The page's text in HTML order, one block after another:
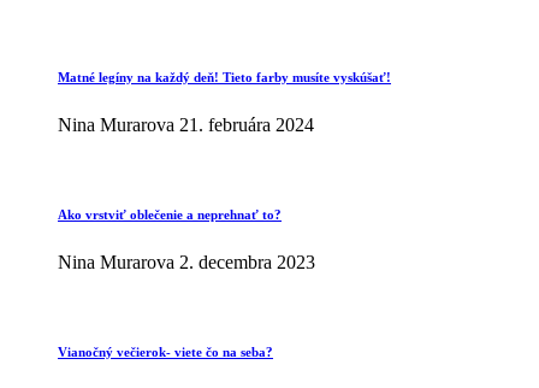
Matné legíny na každý deň! Tieto farby musíte vyskúšať!
Nina Murarova 21. februára 2024
Ako vrstviť oblečenie a neprehnať to?
Nina Murarova 2. decembra 2023
Vianočný večierok- viete čo na seba?